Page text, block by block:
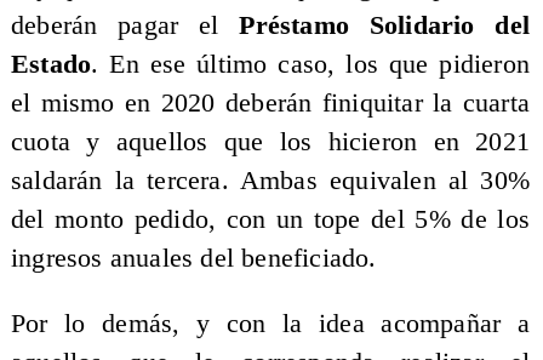
deberán pagar elPréstamo Solidario del
Estado. En ese último caso, los que pidieron
el mismo en 2020 deberán finiquitar la cuarta
cuota y aquellos que los hicieron en 2021
saldarán la tercera. Ambas equivalen al 30%
del monto pedido, con un tope del 5% de los
ingresos anuales del beneficiado.
Por lo demás, y con la idea acompañar a